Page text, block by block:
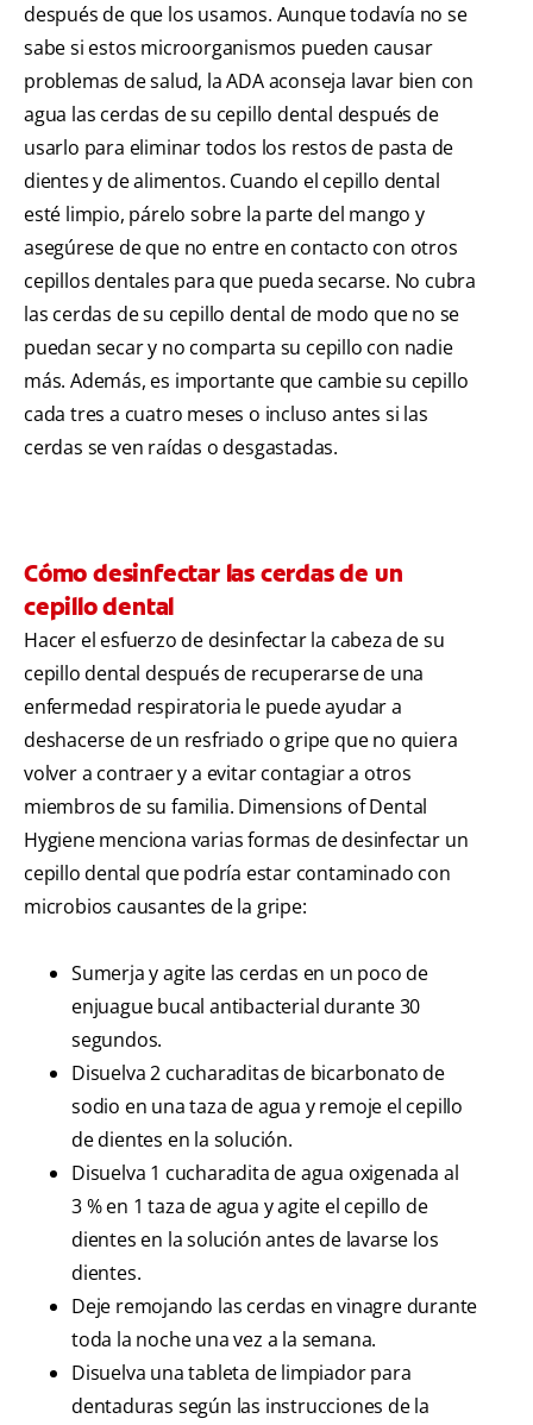
después de que los usamos. Aunque todavía no se
sabe si estos microorganismos pueden causar
problemas de salud, la ADA aconseja lavar bien con
agua las cerdas de su cepillo dental después de
usarlo para eliminar todos los restos de pasta de
dientes y de alimentos. Cuando el cepillo dental
esté limpio, párelo sobre la parte del mango y
asegúrese de que no entre en contacto con otros
cepillos dentales para que pueda secarse. No cubra
las cerdas de su cepillo dental de modo que no se
puedan secar y no comparta su cepillo con nadie
más. Además, es importante que cambie su cepillo
cada tres a cuatro meses o incluso antes si las
cerdas se ven raídas o desgastadas.
Cómo desinfectar las cerdas de un
cepillo dental
Hacer el esfuerzo de desinfectar la cabeza de su
cepillo dental después de recuperarse de una
enfermedad respiratoria le puede ayudar a
deshacerse de un resfriado o gripe que no quiera
volver a contraer y a evitar contagiar a otros
miembros de su familia. Dimensions of Dental
Hygiene menciona varias formas de desinfectar un
cepillo dental que podría estar contaminado con
microbios causantes de la gripe:
Sumerja y agite las cerdas en un poco de
enjuague bucal antibacterial durante 30
segundos.
Disuelva 2 cucharaditas de bicarbonato de
sodio en una taza de agua y remoje el cepillo
de dientes en la solución.
Disuelva 1 cucharadita de agua oxigenada al
3 % en 1 taza de agua y agite el cepillo de
dientes en la solución antes de lavarse los
dientes.
Deje remojando las cerdas en vinagre durante
toda la noche una vez a la semana.
Disuelva una tableta de limpiador para
dentaduras según las instrucciones de la